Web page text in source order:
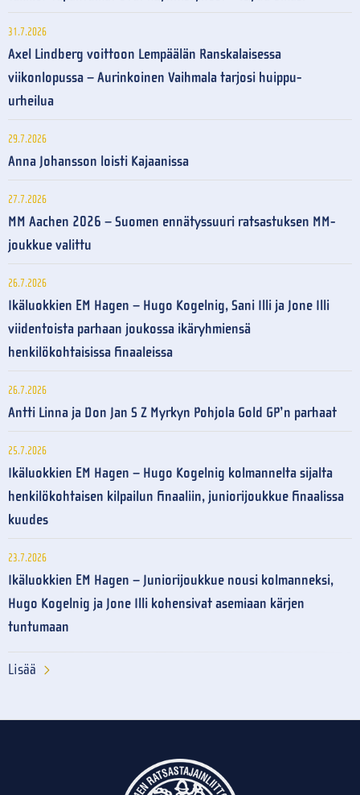
31.7.2026
Axel Lindberg voittoon Lempäälän Ranskalaisessa
viikonlopussa – Aurinkoinen Vaihmala tarjosi huippu-
urheilua
29.7.2026
Anna Johansson loisti Kajaanissa
27.7.2026
MM Aachen 2026 – Suomen ennätyssuuri ratsastuksen MM-
joukkue valittu
26.7.2026
Ikäluokkien EM Hagen – Hugo Kogelnig, Sani Illi ja Jone Illi
viidentoista parhaan joukossa ikäryhmiensä
henkilökohtaisissa finaaleissa
26.7.2026
Antti Linna ja Don Jan S Z Myrkyn Pohjola Gold GP’n parhaat
25.7.2026
Ikäluokkien EM Hagen – Hugo Kogelnig kolmannelta sijalta
henkilökohtaisen kilpailun finaaliin, juniorijoukkue finaalissa
kuudes
23.7.2026
Ikäluokkien EM Hagen – Juniorijoukkue nousi kolmanneksi,
Hugo Kogelnig ja Jone Illi kohensivat asemiaan kärjen
tuntumaan
Lisää